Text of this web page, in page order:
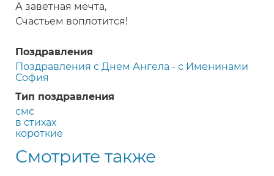
А заветная мечта,
Счастьем воплотится!
Поздравления
Поздравления с Днем Ангела - с Именинами
София
Тип поздравления
смс
в стихах
короткие
Смотрите также